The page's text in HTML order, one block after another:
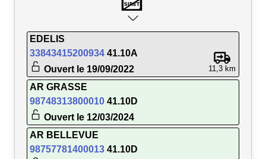
EDELIS
33843415200934 41.10A
Ouvert le 19/09/2022
11,3 km
AR GRASSE
98748313800010 41.10D
Ouvert le 12/03/2024
AR BELLEVUE
98757781400013 41.10D